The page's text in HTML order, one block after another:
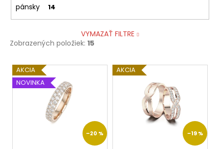
pánsky 14
VYMAZAŤ FILTRE
Zobrazených položiek: 15
V
ý
p
AKCIA
NOVINKA
–20 %
AKCIA
–19 %